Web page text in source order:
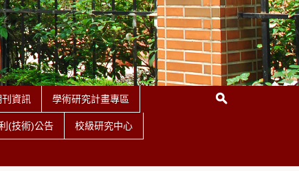
資訊 學術研究計畫專區
(技術)公告 校級研究中心